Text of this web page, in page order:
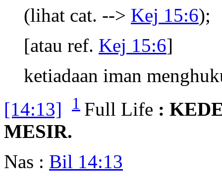
(lihat cat. --> Kej 15:6);
[atau ref. Kej 15:6]
ketiadaan iman
[14:13]
1 Full Life :
MESIR.
Nas : Bil 14:13